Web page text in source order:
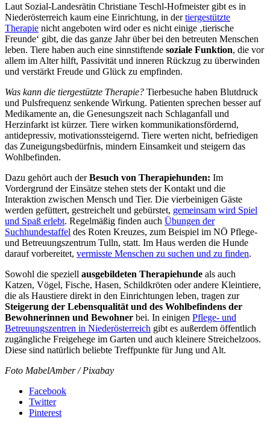
Laut Sozial-Landesrätin Christiane Teschl-Hofmeister gibt es in
Niederösterreich kaum eine Einrichtung, in dertiergestützte
Therapie nicht angeboten wird oder es nicht einige ‚tierische
Freunde‘ gibt, die das ganze Jahr über bei den betreuten Menschen
leben. Tiere haben auch eine sinnstiftende soziale Funktion, die vor
allem im Alter hilft, Passivität und inneren Rückzug zu überwinden
und verstärkt Freude und Glück zu empfinden.
Was kann die tiergestützte Therapie? Tierbesuche haben Blutdruck
und Pulsfrequenz senkende Wirkung. Patienten sprechen besser auf
Medikamente an, die Genesungszeit nach Schlaganfall und
Herzinfarkt ist kürzer. Tiere wirken kommunikationsfördernd,
antidepressiv, motivationssteigernd. Tiere werten nicht, befriedigen
das Zuneigungsbedürfnis, mindern Einsamkeit und steigern das
Wohlbefinden.
Dazu gehört auch derBesuch von Therapiehunden: Im
Vordergrund der Einsätze stehen stets der Kontakt und die
Interaktion zwischen Mensch und Tier. Die vierbeinigen Gäste
werden gefüttert, gestreichelt und gebürstet, gemeinsam wird Spiel
und Spaß erlebt. Regelmäßig finden auch Übungen der
Suchhundestaffel des Roten Kreuzes, zum Beispiel im NÖ Pflege-
und Betreuungszentrum Tulln, statt. Im Haus werden die Hunde
darauf vorbereitet, vermisste Menschen zu suchen und zu finden.
Sowohl die speziell ausgebildeten Therapiehunde als auch
Katzen, Vögel, Fische, Hasen, Schildkröten oder andere Kleintiere,
die als Haustiere direkt in den Einrichtungen leben, tragen zur
Steigerung der Lebensqualität und des Wohlbefindens der
Bewohnerinnen und Bewohner bei. In einigen Pflege- und
Betreuungszentren in Niederösterreich gibt es außerdem öffentlich
zugängliche Freigehege im Garten und auch kleinere Streichelzoos.
Diese sind natürlich beliebte Treffpunkte für Jung und Alt.
Foto MabelAmber / Pixabay
Facebook
Twitter
Pinterest